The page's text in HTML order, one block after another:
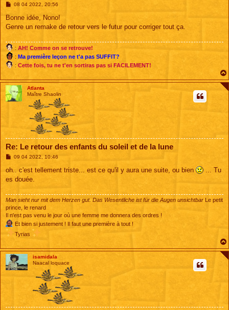
M
s
a
08 04 2022, 20:56
Bonne idée, Nono!
Genre un remake de retour vers le futur pour corriger tout ça.
: AH! Comme on se retrouve!
: Ma première leçon ne t'a pas SUFFIT?
: Cette fois, tu ne t'en sortiras pas si FACILEMENT!
Atlanta
Maître Shaolin
Re: Le retour des enfants du soleil et de la lune
M
s
a
09 04 2022, 10:46
oh.. c'est tellement triste... est ce qu'il y aura une suite, ou bien
... Tu
es douée.
Man sieht nur mit dem Herzen gut. Das Wesentliche ist für die Augen unsichtbar Le petit
prince, le renard
Il n'est pas venu le jour où une femme me donnera des ordres !
Et bien si justement ! Il faut une première à tout !
Tyrias
isamidala
Naacal loquace